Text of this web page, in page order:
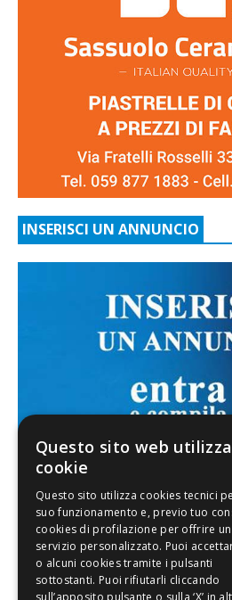
INSERISCI UN ANNUNCIO
FACEBOOK
Questo sito web utilizza
cookie